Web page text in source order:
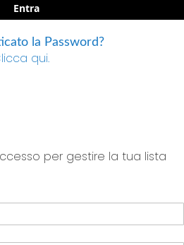
Entra
la Password?
qui.
per gestire la tua lista